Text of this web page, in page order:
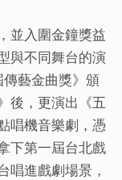
並入圍金鐘獎益
與不同舞台的演
藝金曲獎》頒
後，更演出《五
唱機音樂劇，憑
下第一屆台北戲
唱進戲劇場景，